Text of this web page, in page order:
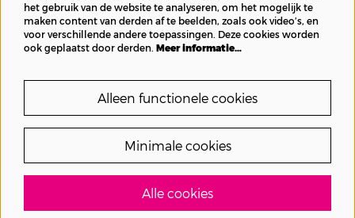
Inschrijven nieuwsbrief
het gebruik van de website te analyseren, om het mogelijk te
maken content van derden af te beelden, zoals ook video’s, en
voor verschillende andere toepassingen. Deze cookies worden
ook geplaatst door derden. Meer informatie…
Alleen functionele cookies
Minimale cookies
Alle cookies